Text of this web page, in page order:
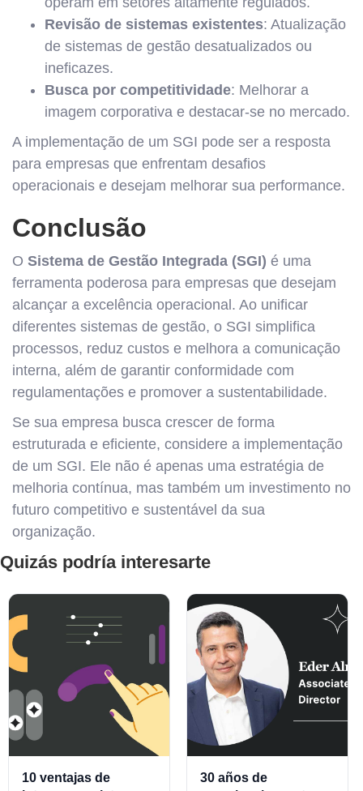
Revisão de sistemas existentes: Atualização
de sistemas de gestão desatualizados ou
ineficazes.
Busca por competitividade: Melhorar a
imagem corporativa e destacar-se no mercado.
A implementação de um SGI pode ser a resposta
para empresas que enfrentam desafios
operacionais e desejam melhorar sua performance.
Conclusão
O Sistema de Gestão Integrada (SGI) é uma
ferramenta poderosa para empresas que desejam
alcançar a excelência operacional. Ao unificar
diferentes sistemas de gestão, o SGI simplifica
processos, reduz custos e melhora a comunicação
interna, além de garantir conformidade com
regulamentações e promover a sustentabilidade.
Se sua empresa busca crescer de forma
estruturada e eficiente, considere a implementação
de um SGI. Ele não é apenas uma estratégia de
melhoria contínua, mas também um investimento no
futuro competitivo e sustentável da sua
organização.
Quizás podría interesarte
10 ventajas de
30 años de